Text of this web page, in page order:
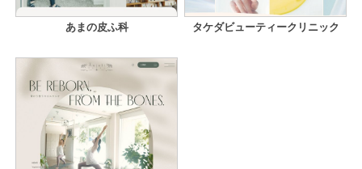
あまの皮ふ科 タケダビューティークリニック